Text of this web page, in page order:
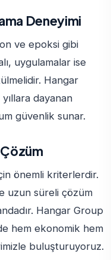
Deneyimi
ve epoksi gibi
uygulamalar ise
Hangar
dayanan
güvenlik sunar.
Çözüm
önemli kriterlerdir.
uzun süreli çözüm
Hangar Group
hem ekonomik hem
buluşturuyoruz.